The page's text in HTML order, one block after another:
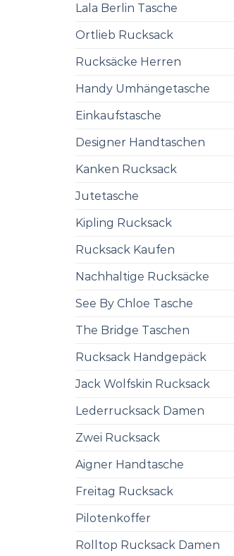
Lala Berlin Tasche
Ortlieb Rucksack
Rucksäcke Herren
Handy Umhängetasche
Einkaufstasche
Designer Handtaschen
Kanken Rucksack
Jutetasche
Kipling Rucksack
Rucksack Kaufen
Nachhaltige Rucksäcke
See By Chloe Tasche
The Bridge Taschen
Rucksack Handgepäck
Jack Wolfskin Rucksack
Lederrucksack Damen
Zwei Rucksack
Aigner Handtasche
Freitag Rucksack
Pilotenkoffer
Rolltop Rucksack Damen